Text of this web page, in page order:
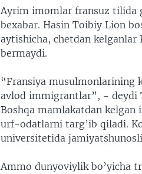
Ayrim imomlar fransuz tilida
bexabar. Hasin Toibiy Lion
aytishicha, chetdan
bermaydi.
“Fransiya musulmonlarining
avlod immigrantlar”, - deydi
Boshqa mamlakatdan
urf-odatlarni targ’ib qiladi.
universitetida
Ammo dunyoviylik bo’yicha